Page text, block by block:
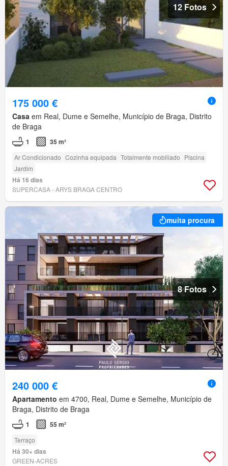
12 Fotos
175 000 €
Casa em Real, Dume e Semelhe, Município de Braga, Distrito
de Braga
1 35 m²
Ar Condicionado Cozinha equipada Totalmente mobiliado Piscina
Jardim
Há 16 dias
SUPERCASA - ARYS BRAGA CENTRO
muita procura
8 Fotos
240 000 €
Apartamento em 4700, Real, Dume e Semelhe, Município de
Braga, Distrito de Braga
1 55 m²
Terraço
Há 30+ dias
GREEN-ACRES